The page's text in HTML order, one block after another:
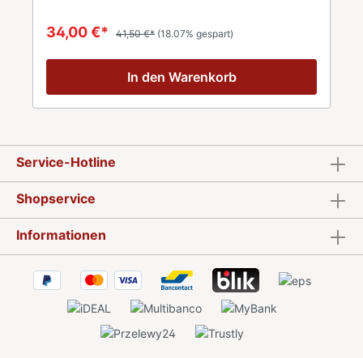
Firenze, 1x Packung 250 g Bohne Caffe
New York XXXX
34,00 €* 41,50 €* (18.07% gespart)
In den Warenkorb
Service-Hotline
Shopservice
Informationen